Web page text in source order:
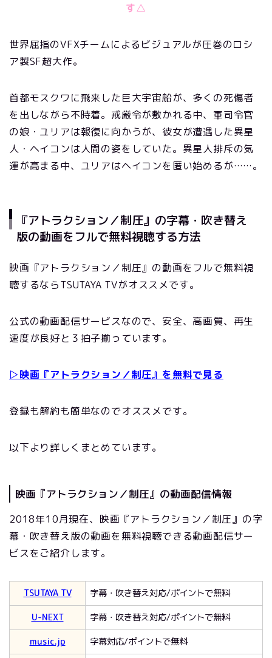
す△
世界屈指のVFXチームによるビジュアルが圧巻のロシ
ア製SF超大作。
首都モスクワに飛来した巨大宇宙船が、多くの死傷者
を出しながら不時着。戒厳令が敷かれる中、軍司令官
の娘・ユリアは報復に向かうが、彼女が遭遇した異星
人・ヘイコンは人間の姿をしていた。異星人排斥の気
運が高まる中、ユリアはヘイコンを匿い始めるが……。
『アトラクション／制圧』の字幕・吹き替え
版の動画をフルで無料視聴する方法
映画『アトラクション／制圧』の動画をフルで無料視
聴するならTSUTAYA TVがオススメです。
公式の動画配信サービスなので、安全、高画質、再生
速度が良好と３拍子揃っています。
▷映画『アトラクション／制圧』を無料で見る
登録も解約も簡単なのでオススメです。
以下より詳しくまとめています。
映画『アトラクション／制圧』の動画配信情報
2018年10月現在、映画『アトラクション／制圧』の字
幕・吹き替え版の動画を無料視聴できる動画配信サー
ビスをご紹介します。
TSUTAYA TV
字幕・吹き替え対応/ポイントで無料
U-NEXT
字幕・吹き替え対応/ポイントで無料
music.jp
字幕対応/ポイントで無料